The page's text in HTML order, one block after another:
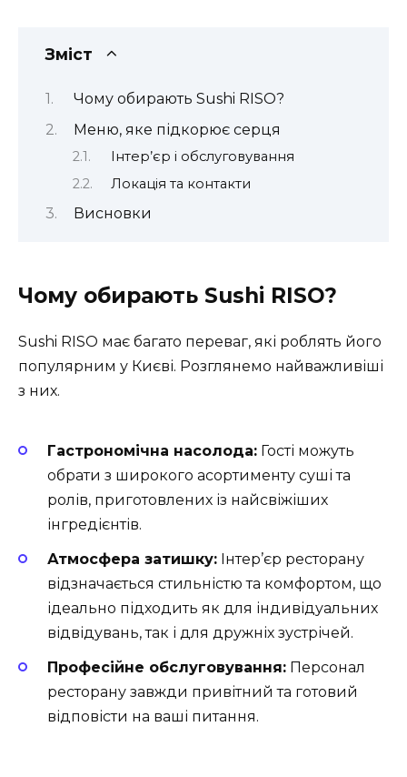
Зміст
Чому обирають Sushi RISO?
Меню, яке підкорює серця
Інтер’єр і обслуговування
Локація та контакти
Висновки
Чому обирають Sushi RISO?
Sushi RISO має багато переваг, які роблять його
популярним у Києві. Розглянемо найважливіші
з них.
Гастрономічна насолода: Гості можуть
обрати з широкого асортименту суші та
ролів, приготовлених із найсвіжіших
інгредієнтів.
Атмосфера затишку: Інтер’єр ресторану
відзначається стильністю та комфортом, що
ідеально підходить як для індивідуальних
відвідувань, так і для дружніх зустрічей.
Професійне обслуговування: Персонал
ресторану завжди привітний та готовий
відповісти на ваші питання.